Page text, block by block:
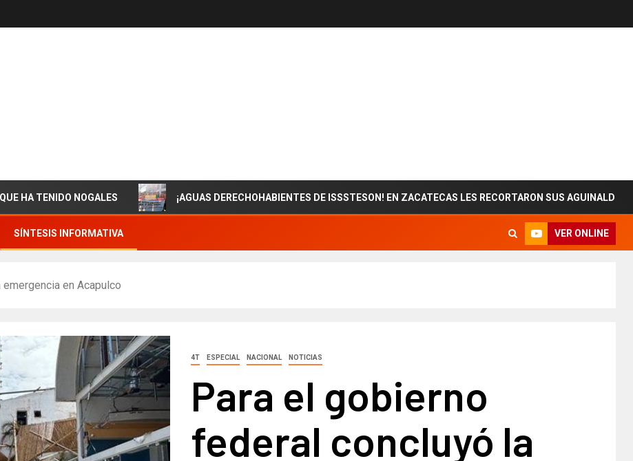
NOGALES ¡AGUAS DERECHOHABIENTES DE ISSSTESON! EN ZACATECAS LES RECORTARON SUS AGUINALDOS
SÍNTESIS INFORMATIVA VER ONLINE
en Acapulco
4T ESPECIAL NACIONAL NOTICIAS
Para el gobierno
federal concluyó la